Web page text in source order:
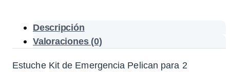
Descripción
Valoraciones (0)
Estuche Kit de Emergencia Pelican para 2